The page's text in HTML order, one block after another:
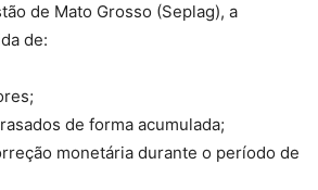
de Mato Grosso (Seplag), a
de:
de forma acumulada;
monetária durante o período de